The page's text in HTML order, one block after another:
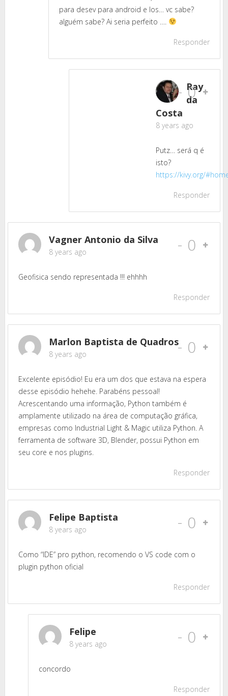
para desev para android e Ios… vc sabe?
alguém sabe? Ai seria perfeito ….
Responder
Ray
da
Costa
8 years ago
- 0
Putz… será q é
isto?
https://kivy.org/
Responder
Vagner Antonio da Silva
8 years ago - 0
Geofisica sendo representada !!! ehhhh
Responder
Marlon Baptista de Quadros
8 years ago - 0
Excelente episódio! Eu era um dos que estava na espera
desse episódio hehehe. Parabéns pessoal!
Acrescentando uma informação, Python também é
amplamente utilizado na área de computação gráfica,
empresas como Industrial Light & Magic utiliza Python. A
ferramenta de software 3D, Blender, possui Python em
seu core e nos plugins.
Responder
Felipe Baptista
8 years ago - 0
Como “IDE” pro python, recomendo o VS code com o
plugin python oficial
Responder
Felipe
8 years ago - 0
concordo
Responder